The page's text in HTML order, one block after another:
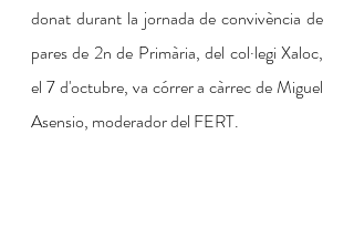
donat durant la jornada de convivència de
pares de 2n de Primària, del col·legi Xaloc,
el 7 d'octubre, va córrer a càrrec de Miguel
Asensio, moderador del FERT.